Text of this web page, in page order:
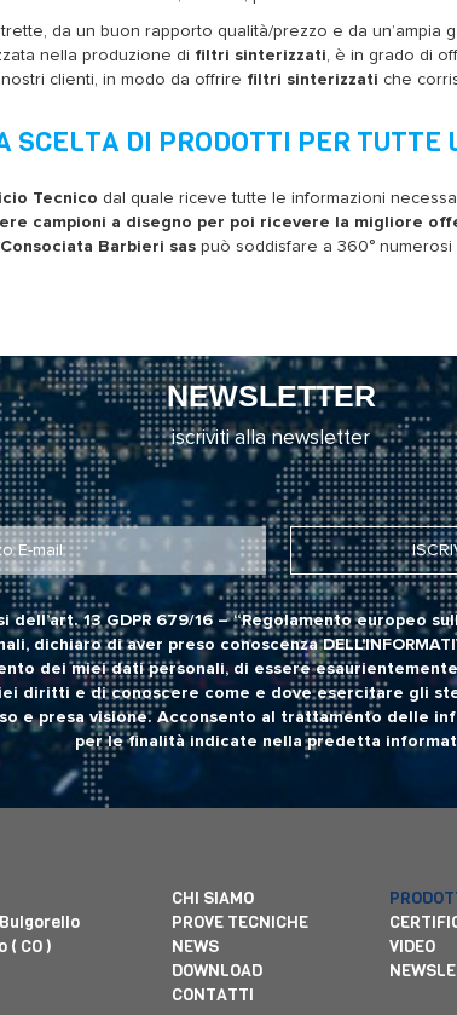
da un buon rapporto qualità/prezzo e da un’ampia
nella produzione di filtri sinterizzati , è in grado di
clienti, in modo da offrire filtri sinterizzati che
SCELTA DI PRODOTTI PER TUTTE
Tecnico dal quale riceve tutte le informazioni
campioni a disegno per poi ricevere la migliore
Consociata Barbieri saspuò soddisfare a 360° numerosi
NEWSLETTER
iscriviti alla newsletter
dell’art. 13 GDPR 679/16 – “Regolamento europeo
dichiaro di aver preso conoscenza
dei miei dati personali, di essere
diritti e di conoscere come e dove esercitare gli
e presa visione. Acconsento al trattamento delle
per le finalità indicate nella predetta
CO )
CHI SIAMO
PROVE TECNICHE
NEWS
VIDEO
DOWNLOAD
CONTATTI